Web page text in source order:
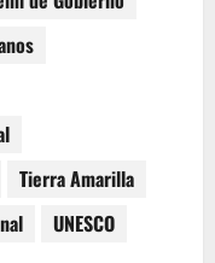
Tierra Amarilla
UNESCO